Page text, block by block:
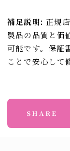
補足説明: 正規
製品の品質と価
可能です。保証
ことで安心して
SHARE